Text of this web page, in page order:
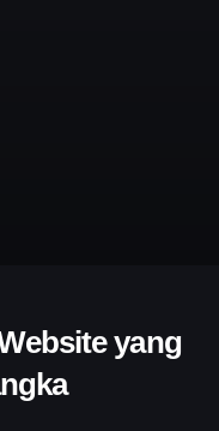
yang